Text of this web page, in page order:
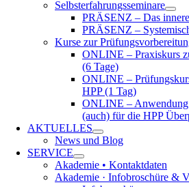
Selbsterfahrungsseminare
PRÄSENZ – Das
PRÄSENZ –
Kurse zur
ONLINE – Praxiskurs
(6 Tage)
ONLINE –
HPP (1 Tag)
ONLINE – Anwendung
(auch) für die HPP
AKTUELLES
News und Blog
SERVICE
Akademie • Kontaktdaten
Akademie · Infobroschüre &